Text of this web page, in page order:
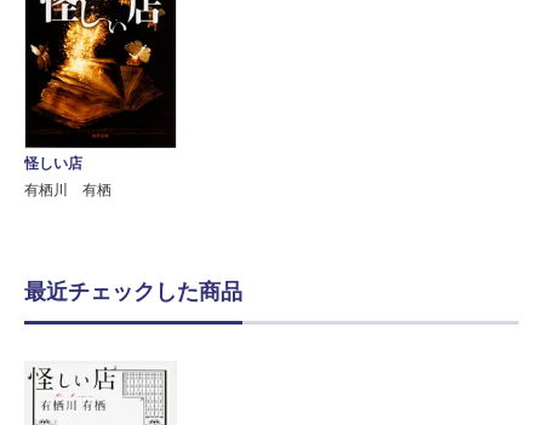
怪しい店
有栖川 有栖
最近チェックした商品